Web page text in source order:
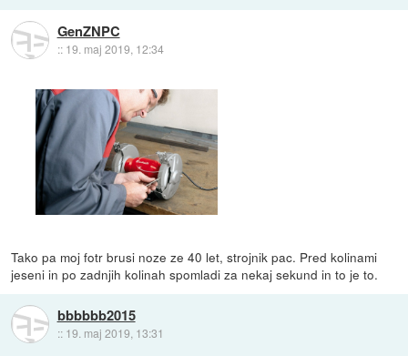
GenZNPC
:: 19. maj 2019, 12:34
Tako pa moj fotr brusi noze ze 40 let, strojnik pac. Pred kolinami
jeseni in po zadnjih kolinah spomladi za nekaj sekund in to je to.
bbbbbb2015
:: 19. maj 2019, 13:31